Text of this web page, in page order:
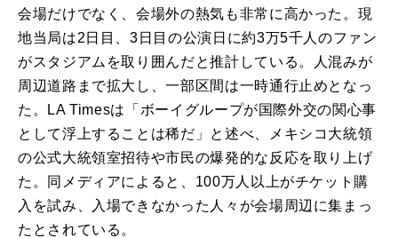
会場だけでなく、会場外の熱気も非常に高かった。現
地当局は2日目、3日目の公演日に約3万5千人のファン
がスタジアムを取り囲んだと推計している。人混みが
周辺道路まで拡大し、一部区間は一時通行止めとなっ
た。LA Timesは「ボーイグループが国際外交の関心事
として浮上することは稀だ」と述べ、メキシコ大統領
の公式大統領室招待や市民の爆発的な反応を取り上げ
た。同メディアによると、100万人以上がチケット購
入を試み、入場できなかった人々が会場周辺に集まっ
たとされている。